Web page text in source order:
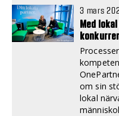
3 mars
Med
om sin
lokal